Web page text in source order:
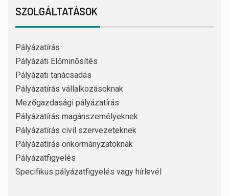
SZOLGÁLTATÁSOK
Pályázatírás
Pályázati Előminősítés
Pályázati tanácsadás
Pályázatírás vállalkozásoknak
Mezőgazdasági pályázatírás
Pályázatírás magánszemélyeknek
Pályázatírás civil szervezeteknek
Pályázatírás önkormányzatoknak
Pályázatfigyelés
Specifikus pályázatfigyelés vagy hírlevél